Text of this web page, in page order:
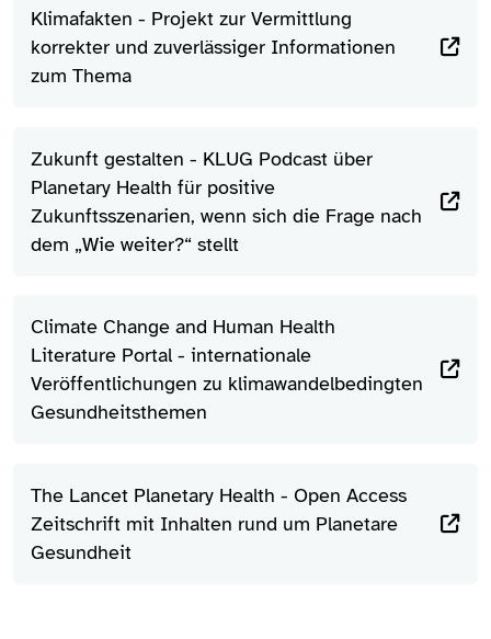
Klimafakten - Projekt zur Vermittlung
korrekter und zuverlässiger Informationen
zum Thema
Zukunft gestalten - KLUG Podcast über
Planetary Health für positive
Zukunftsszenarien, wenn sich die Frage nach
dem „Wie weiter?“ stellt
Climate Change and Human Health
Literature Portal - internationale
Veröffentlichungen zu klimawandelbedingten
Gesundheitsthemen
The Lancet Planetary Health - Open Access
Zeitschrift mit Inhalten rund um Planetare
Gesundheit